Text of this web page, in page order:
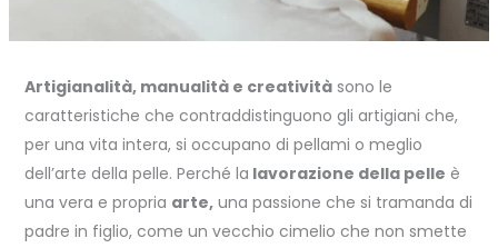
Artigianalità, manualità e creativitàsono le
caratteristiche che contraddistinguono gli artigiani che,
per una vita intera, si occupano di pellami o meglio
dell’arte della pelle. Perché la lavorazione della pelle è
una vera e propria arte,una passione che si tramanda di
padre in figlio, come un vecchio cimelio che non smette